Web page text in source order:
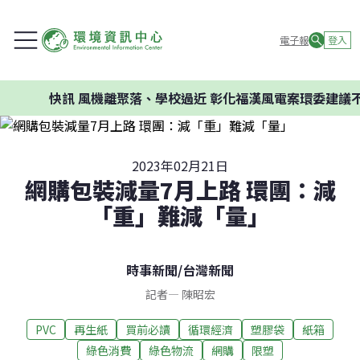
電子報 登入
風機離聚落、學校過近 彰化福漢風電案環委建議不應開發
2023年02月21日
網購包裝減量7月上路 環團：減
「重」難減「量」
時事新聞/台灣新聞
記者— 陳昭宏
PVC 再生紙 買前必讀 循環經濟 塑膠袋
紙箱
綠色消費
綠色物流 網購 限塑